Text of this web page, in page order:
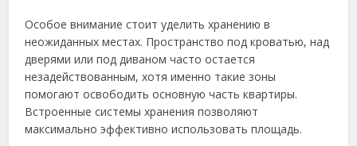
Особое внимание стоит уделить хранению в
неожиданных местах. Пространство под кроватью, над
дверями или под диваном часто остается
незадействованным, хотя именно такие зоны
помогают освободить основную часть квартиры.
Встроенные системы хранения позволяют
максимально эффективно использовать площадь.